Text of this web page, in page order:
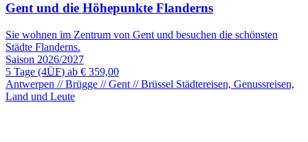
Gent und die Höhepunkte Flanderns
Sie wohnen im Zentrum von Gent und besuchen die schönsten
Städte Flanderns.
Saison 2026/2027
5 Tage (4ÜF) ab € 359,00
Antwerpen // Brügge // Gent // Brüssel Städtereisen, Genussreisen,
Land und Leute